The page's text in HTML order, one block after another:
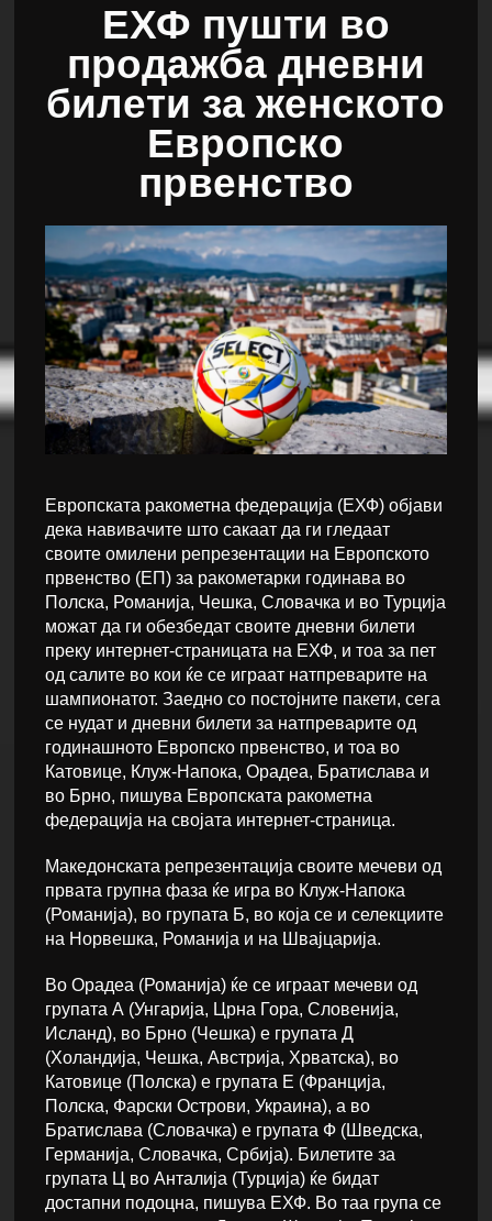
ЕХФ пушти во
продажба дневни
билети за женското
Европско
првенство
Европската ракометна федерација (ЕХФ) објави
дека навивачите што сакаат да ги гледаат
своите омилени репрезентации на Европското
првенство (ЕП) за ракометарки годинава во
Полска, Романија, Чешка, Словачка и во Турција
можат да ги обезбедат своите дневни билети
преку интернет-страницата на ЕХФ, и тоа за пет
од салите во кои ќе се играат натпреварите на
шампионатот. Заедно со постојните пакети, сега
се нудат и дневни билети за натпреварите од
годинашното Европско првенство, и тоа во
Катовице, Клуж-Напока, Орадеа, Братислава и
во Брно, пишува Европската ракометна
федерација на својата интернет-страница.
Македонската репрезентација своите мечеви од
првата групна фаза ќе игра во Клуж-Напока
(Романија), во групата Б, во која се и селекциите
на Норвешка, Романија и на Швајцарија.
Во Орадеа (Романија) ќе се играат мечеви од
групата А (Унгарија, Црна Гора, Словенија,
Исланд), во Брно (Чешка) е групата Д
(Холандија, Чешка, Австрија, Хрватска), во
Катовице (Полска) е групата Е (Франција,
Полска, Фарски Острови, Украина), а во
Братислава (Словачка) е групата Ф (Шведска,
Германија, Словачка, Србија). Билетите за
групата Ц во Анталија (Турција) ќе бидат
достапни подоцна, пишува ЕХФ. Во таа група се